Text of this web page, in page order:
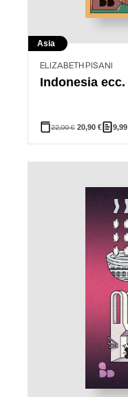
Asia
ELIZABETH PISANI
Indonesia ecc.
22,00€ 20,90 € 9,99